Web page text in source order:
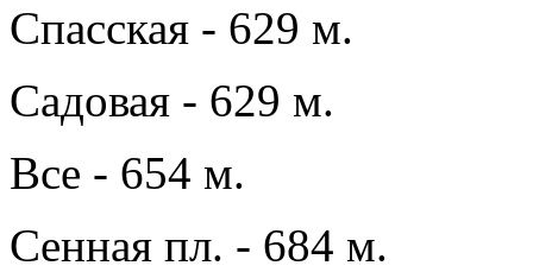
Спасская - 629 м.
Садовая - 629 м.
Все - 654 м.
Сенная пл. - 684 м.